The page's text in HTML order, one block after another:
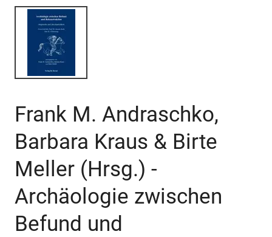
Frank M. Andraschko,
Barbara Kraus & Birte
Meller (Hrsg.) -
Archäologie zwischen
Befund und